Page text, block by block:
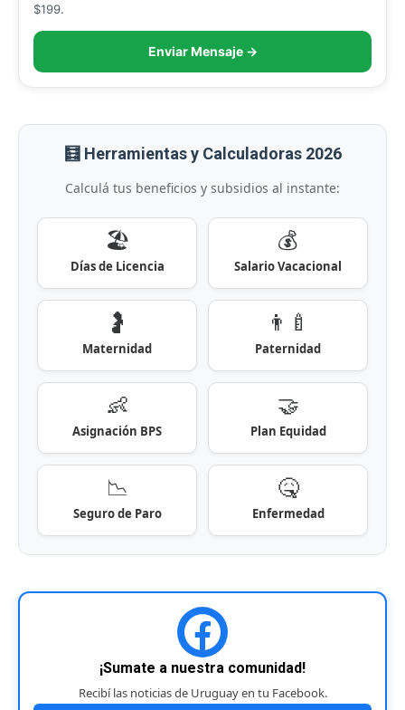
$199.
Enviar Mensaje →
🧮 Herramientas y Calculadoras 2026
Calculá tus beneficios y subsidios al instante:
🏖️
Días de Licencia
💰
Salario Vacacional
🤰
Maternidad
👨‍🍼
Paternidad
👶
Asignación BPS
🤝
Plan Equidad
📉
Seguro de Paro
🤒
Enfermedad
¡Sumate a nuestra comunidad!
Recibí las noticias de Uruguay en tu Facebook.